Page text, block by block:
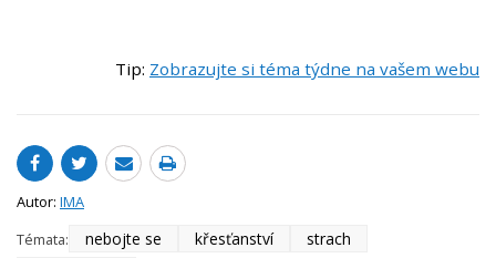
Tip: Zobrazujte si téma týdne na vašem webu
Autor: IMA
Témata:
nebojte se křesťanství
strach